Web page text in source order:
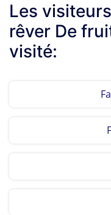
Les
rêver De
visité: